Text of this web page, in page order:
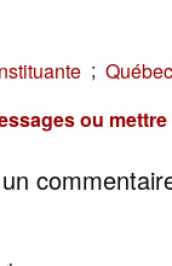
; Québec
ou